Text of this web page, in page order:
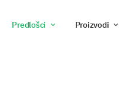
Predlošci Proizvodi